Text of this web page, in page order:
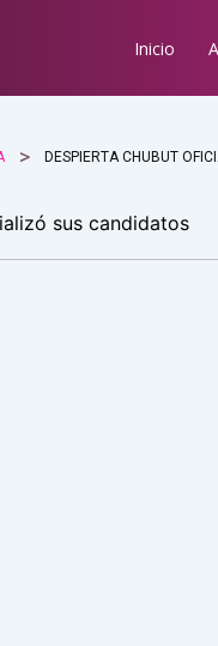
Inicio
DESPIERTA CHUBUT
sus candidatos